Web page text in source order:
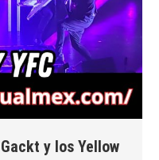
y los Yellow